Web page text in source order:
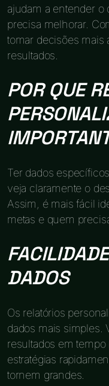
ajudam a entender
precisa melhorar.
tomar decisões mais
resultados.
POR QUE
Ter dados
veja claramente o
Assim, é mais fácil
metas e quem
DADOS
Os relatórios
dados mais simples.
resultados em tempo
estratégias
tornem grandes.